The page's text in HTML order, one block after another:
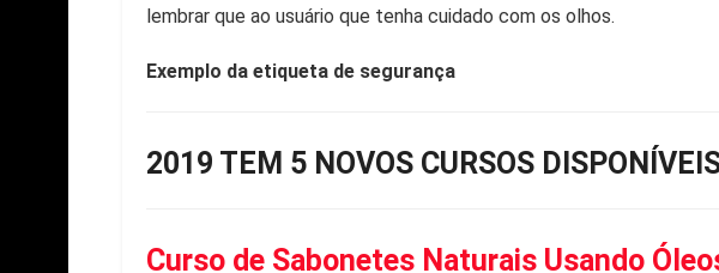
lembrar que ao usuário que tenha cuidado com os olhos.
Exemplo da etiqueta de segurança
2019 TEM 5 NOVOS CURSOS
Curso de Sabonetes Naturais Usando